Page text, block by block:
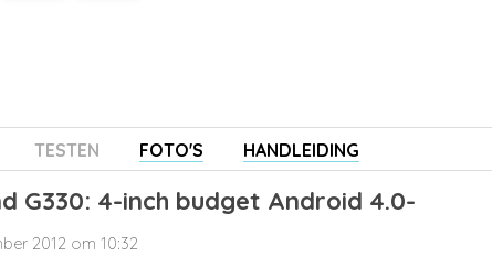
TESTEN FOTO'S HANDLEIDING
G330: 4-inch budget Android 4.0-
2012 om 10:32